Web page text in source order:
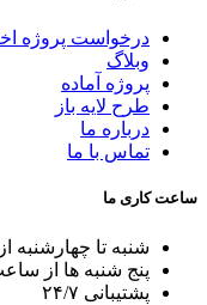
درخواست پروژه
وبلاگ
پروژه آماده
طرح لایه باز
درباره ما
تماس با ما
ساعت کاری ما
شنبه تا چهارشنبه از ساعت 9
پنج شنبه ها از ساعت9 صبح تا 1
پشتیبانی ۲۴/۷